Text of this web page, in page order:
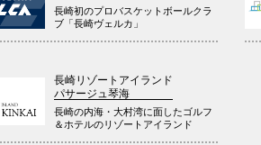
長崎初のプロバスケットボールクラ
ブ「長崎ヴェルカ」
長崎リゾートアイランド
パサージュ琴海
長崎の内海・大村湾に面したゴルフ
＆ホテルのリゾートアイランド